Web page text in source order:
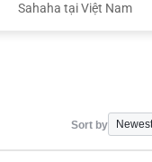
Sahaha tại Việt Nam
Sort by